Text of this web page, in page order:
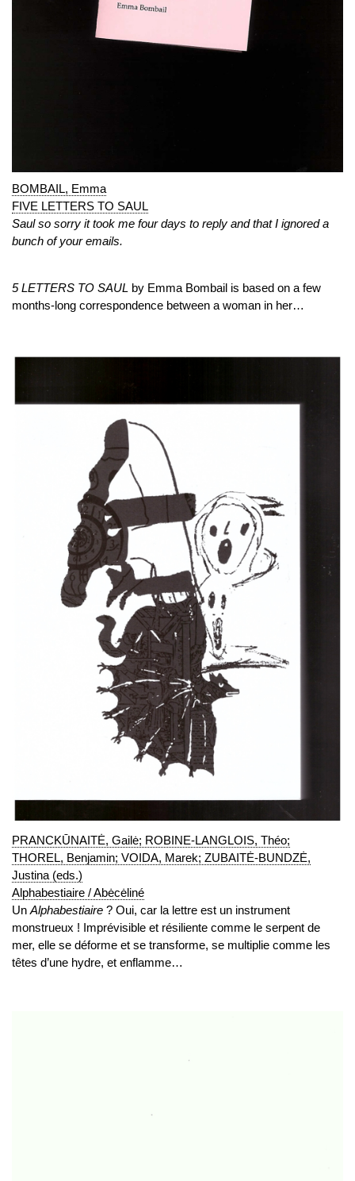
BOMBAIL, Emma
FIVE LETTERS TO SAUL
Saul so sorry it took me four days to reply and that I ignored a
bunch of your emails.
5 LETTERS TO SAUL by Emma Bombail is based on a few
months-long correspondence between a woman in her…
PRANCKŪNAITĖ, Gailė; ROBINE-LANGLOIS, Théo;
THOREL, Benjamin; VOIDA, Marek; ZUBAITĖ-BUNDZĖ,
Justina (eds.)
Alphabestiaire / Abėcėliné
Un Alphabestiaire ? Oui, car la lettre est un instrument
monstrueux ! Imprévisible et résiliente comme le serpent de
mer, elle se déforme et se transforme, se multiplie comme les
têtes d’une hydre, et enflamme…